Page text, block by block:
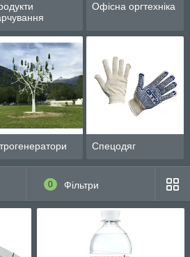
Офісна оргтехніка
Спецодяг
0 Фільтри